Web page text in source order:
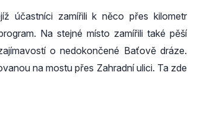
účastníci zamířili k něco přes kilometr
Na stejné místo zamířili také pěší
o nedokončené Baťově dráze.
na mostu přes Zahradní ulici. Ta zde